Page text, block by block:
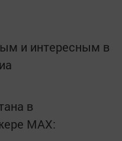
и интересным в
в
MАХ: